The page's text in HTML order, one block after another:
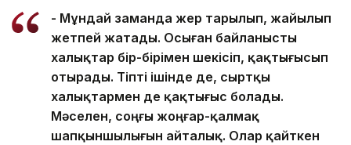
- Мұндай заманда жер тарылып, жайылып
жетпей жатады. Осыған байланысты
халықтар бір-бірімен шекісіп, қақтығысып
отырады. Тіпті ішінде де, сыртқы
халықтармен де қақтығыс болады.
Мәселен, соңғы жоңғар-қалмақ
шапқыншылығын айталық. Олар қайткен